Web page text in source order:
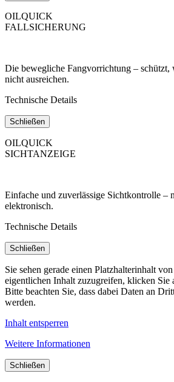
OILQUICK
FALLSICHERUNG
Die bewegliche Fangvorrichtung – schützt,
nicht ausreichen.
Technische Details
Schließen
OILQUICK
SICHTANZEIGE
Einfache und zuverlässige Sichtkontrolle –
elektronisch.
Technische Details
Schließen
Sie sehen gerade einen Platzhalterinhalt von
eigentlichen Inhalt zuzugreifen, klicken Sie
Bitte beachten Sie, dass dabei Daten an
werden.
Inhalt entsperren
Weitere Informationen
Schließen